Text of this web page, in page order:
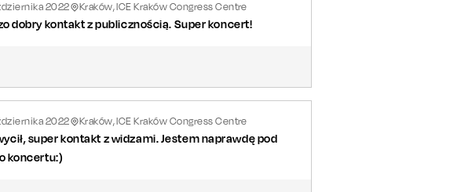
2022 Kraków, ICE Kraków Congress Centre
dobry kontakt z publicznością. Super koncert!
2022 Kraków, ICE Kraków Congress Centre
super kontakt z widzami. Jestem naprawdę pod
koncertu:)